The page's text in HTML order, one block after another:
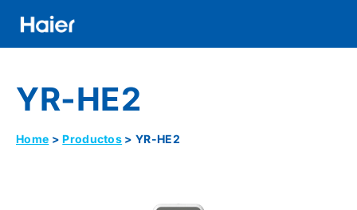
contenido
Menu
YR-HE2
Home Productos YR-HE2